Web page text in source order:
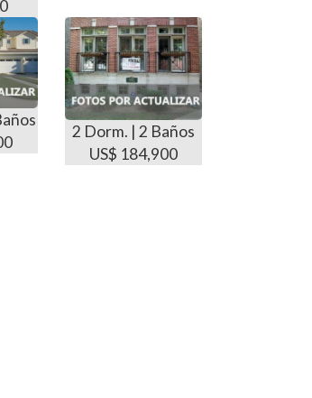
2 Dorm. | 2 Baños
US$ 184,900